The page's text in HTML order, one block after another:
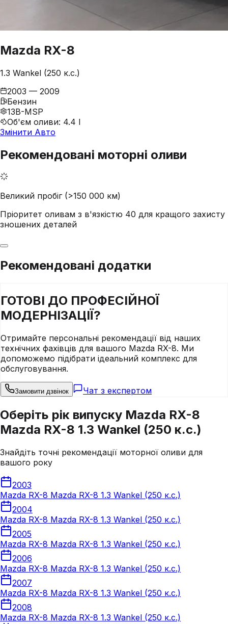
Mazda RX-8
1.3 Wankel (250 к.с.)
2003 — 2009
Бензин
13B-MSP
Об'єм оливи: 4.4 l
Змінити Авто
Рекомендовані моторні оливи
Великий пробіг (>150 000 км)
Пріоритет оливам з в'язкістю 40 для кращого захисту
зношених деталей
Рекомендовані додатки
ГОТОВІ ДО ПРОФЕСІЙНОЇ
МОДЕРНІЗАЦІЇ?
Отримайте персональні рекомендації від наших
технічних фахівців для вашого Mazda RX-8. Ми
допоможемо підібрати ідеальний комплекс для
обслуговування.
Замовити дзвінок Чат з експертом
Оберіть рік випуску Mazda RX-8
Mazda RX-8 1.3 Wankel (250 к.с.)
Знайдіть точні рекомендації моторної оливи для
вашого року
2003
Mazda RX-8 Mazda RX-8 1.3 Wankel (250 к.с.)
2004
Mazda RX-8 Mazda RX-8 1.3 Wankel (250 к.с.)
2005
Mazda RX-8 Mazda RX-8 1.3 Wankel (250 к.с.)
2006
Mazda RX-8 Mazda RX-8 1.3 Wankel (250 к.с.)
2007
Mazda RX-8 Mazda RX-8 1.3 Wankel (250 к.с.)
2008
Mazda RX-8 Mazda RX-8 1.3 Wankel (250 к.с.)